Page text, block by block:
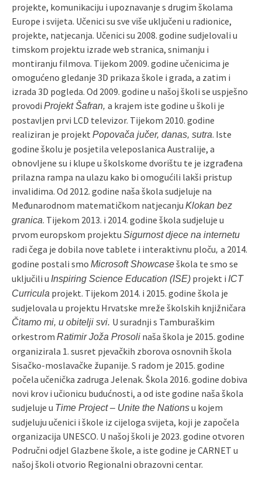
projekte, komunikaciju i upoznavanje s drugim školama
Europe i svijeta. Učenici su sve više uključeni u radionice,
projekte, natjecanja. Učenici su 2008. godine sudjelovali u
timskom projektu izrade web stranica, snimanju i
montiranju filmova. Tijekom 2009. godine učenicima je
omogućeno gledanje 3D prikaza škole i grada, a zatim i
izrada 3D pogleda. Od 2009. godine u našoj školi se uspješno
provodi Projekt Šafran, a krajem iste godine u školi je
postavljen prvi LCD televizor. Tijekom 2010. godine
realiziran je projekt Popovača jučer, danas, sutra. Iste
godine školu je posjetila veleposlanica Australije, a
obnovljene su i klupe u školskome dvorištu te je izgrađena
prilazna rampa na ulazu kako bi omogućili lakši pristup
invalidima. Od 2012. godine naša škola sudjeluje na
Međunarodnom matematičkom natjecanju Klokan bez
granica. Tijekom 2013. i 2014. godine škola sudjeluje u
prvom europskom projektu Sigurnost djece na internetu
radi čega je dobila nove tablete i interaktivnu ploču, a 2014.
godine postali smo Microsoft Showcaseškola te smo se
uključili u Inspiring Science Education (ISE) projekt i ICT
Curricula projekt. Tijekom 2014. i 2015. godine škola je
sudjelovala u projektu Hrvatske mreže školskih knjižničara
Čitamo mi, u obitelji svi. U suradnji s Tamburaškim
orkestrom Ratimir Joža Prosoli naša škola je 2015. godine
organizirala 1. susret pjevačkih zborova osnovnih škola
Sisačko-moslavačke županije. S radom je 2015. godine
počela učenička zadruga Jelenak. Škola 2016. godine dobiva
novi krov i učionicu budućnosti, a od iste godine naša škola
sudjeluje u Time Project – Unite the Nationsu kojem
sudjeluju učenici i škole iz cijeloga svijeta, koji je započela
organizacija UNESCO. U našoj školi je 2023. godine otvoren
Područni odjel Glazbene škole, a iste godine je CARNET u
našoj školi otvorio Regionalni obrazovni centar.